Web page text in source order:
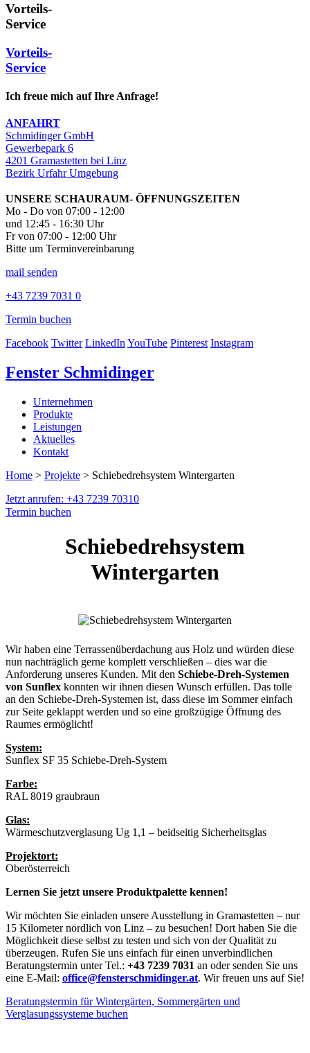
Vorteils-
Service
Vorteils-
Service
Ich freue mich auf Ihre Anfrage!
ANFAHRT
Schmidinger GmbH
Gewerbepark 6
4201 Gramastetten bei Linz
Bezirk Urfahr Umgebung
UNSERE SCHAURAUM- ÖFFNUNGSZEITEN
Mo - Do von 07:00 - 12:00
und 12:45 - 16:30 Uhr
Fr von 07:00 - 12:00 Uhr
Bitte um Terminvereinbarung
mail senden
+43 7239 7031 0
Termin buchen
Facebook Twitter LinkedInYouTube Pinterest Instagram
Fenster Schmidinger
Unternehmen
Produkte
Leistungen
Aktuelles
Kontakt
Home > Projekte > Schiebedrehsystem Wintergarten
Jetzt anrufen: +43 7239 70310
Termin buchen
Schiebedrehsystem
Wintergarten
Wir haben eine Terrassenüberdachung aus Holz und würden diese
nun nachträglich gerne komplett verschließen – dies war die
Anforderung unseres Kunden. Mit den Schiebe-Dreh-Systemen
von Sunflex konnten wir ihnen diesen Wunsch erfüllen. Das tolle
an den Schiebe-Dreh-Systemen ist, dass diese im Sommer einfach
zur Seite geklappt werden und so eine großzügige Öffnung des
Raumes ermöglicht!
System:
Sunflex SF 35 Schiebe-Dreh-System
Farbe:
RAL 8019 graubraun
Glas:
Wärmeschutzverglasung Ug 1,1 – beidseitig Sicherheitsglas
Projektort:
Oberösterreich
Lernen Sie jetzt unsere Produktpalette kennen!
Wir möchten Sie einladen unsere Ausstellung in Gramastetten – nur
15 Kilometer nördlich von Linz – zu besuchen! Dort haben Sie die
Möglichkeit diese selbst zu testen und sich von der Qualität zu
überzeugen. Rufen Sie uns einfach für einen unverbindlichen
Beratungstermin unter Tel.: +43 7239 7031 an oder senden Sie uns
eine E-Mail: office@fensterschmidinger.at. Wir freuen uns auf Sie!
Beratungstermin für Wintergärten, Sommergärten und
Verglasungssysteme buchen